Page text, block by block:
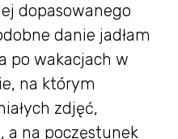
dopasowanego
danie jadłam
po wakacjach w
na którym
zdjęć,
a na poczęstunek